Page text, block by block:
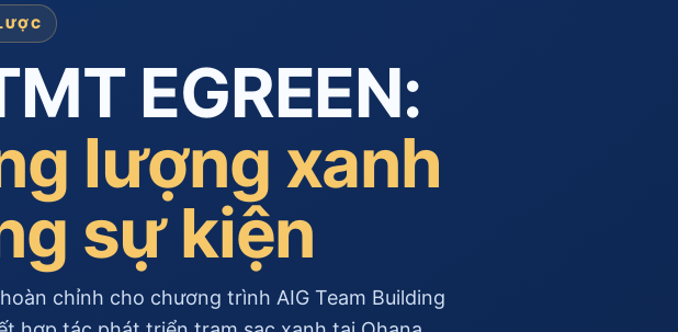
EGREEN:
lượng xanh
sự kiện
chỉnh cho chương trình AIG Team Building